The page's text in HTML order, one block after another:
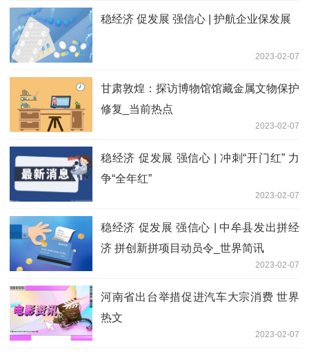
稳经济 促发展 强信心 | 护航企业保发展
2023-02-07
甘肃敦煌：探访博物馆馆藏金属文物保护
修复_当前热点
2023-02-07
稳经济 促发展 强信心 | 冲刺“开门红” 力
争“全年红”
2023-02-07
稳经济 促发展 强信心 | 中牟县发出拼经
济 拼创新拼项目动员令_世界简讯
2023-02-07
河南省出台举措促进汽车大宗消费 世界
热文
2023-02-07